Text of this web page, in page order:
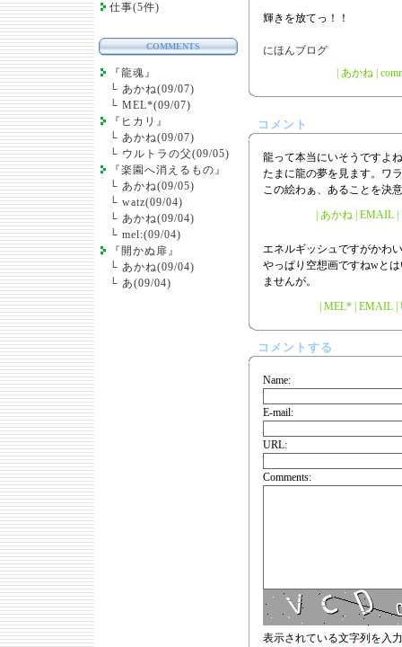
仕事(5件)
COMMENTS
『龍魂』
└ あかね(09/07)
└ MEL*(09/07)
『ヒカリ』
└ あかね(09/07)
└ ウルトラの父(09/05)
『楽園へ消えるもの』
└ あかね(09/05)
└ watz(09/04)
└ あかね(09/04)
└ mel:(09/04)
『開かぬ扉』
└ あかね(09/04)
└ あ(09/04)
輝きを放てっ！！
あかね|
コメント
龍って本当にいそうですよ
たまに龍の夢を見ます。ワラ
この絵わぁ、あることを決
| あかね | EMAIL |
エネルギッシュですがかわ
やっぱり空想画ですねwと
ませんが。
| MEL* | EMAIL |
コメントする
Name:
E-mail:
URL:
Comments:
表示されている文字列を入